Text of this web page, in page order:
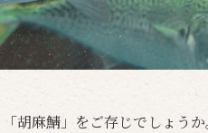
胡麻鯖」をご存じでしょう